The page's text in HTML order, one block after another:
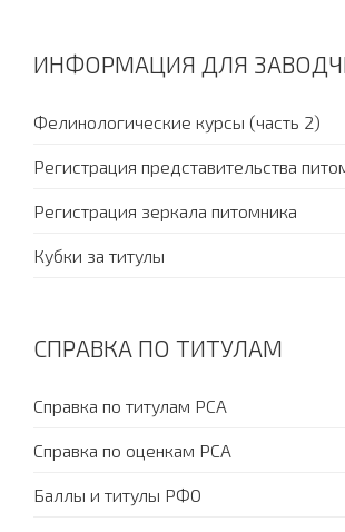
ИНФОРМАЦИЯ ДЛЯ
Фелинологические курсы (часть 2)
Регистрация представительства
Регистрация зеркала питомника
Кубки за титулы
СПРАВКА ПО ТИТУЛАМ
Справка по титулам PCA
Справка по оценкам PCA
Баллы и титулы РФО